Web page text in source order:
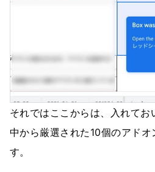
それではここからは、入れて
中から厳選された10個のアドオ
す。